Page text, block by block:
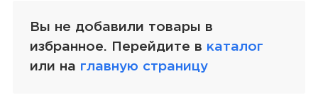
Вы не добавили товары в
избранное. Перейдите в каталог
или на главную страницу